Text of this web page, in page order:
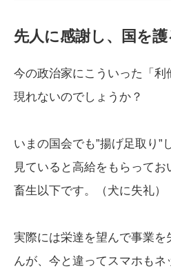
先人に感謝し、国を護
今の政治家にこういった「利
現れないのでしょうか？
いまの国会でも”揚げ足取り”
見ていると高給をもらって
畜生以下です。（犬に失礼）
実際には栄達を望んで事業
んが、今と違ってスマホもネ